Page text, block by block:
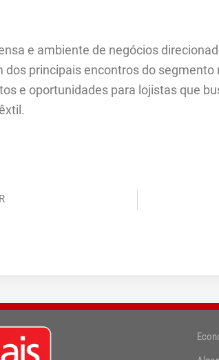
e ambiente de negócios
dos principais encontros do
e oportunidades para lojistas que